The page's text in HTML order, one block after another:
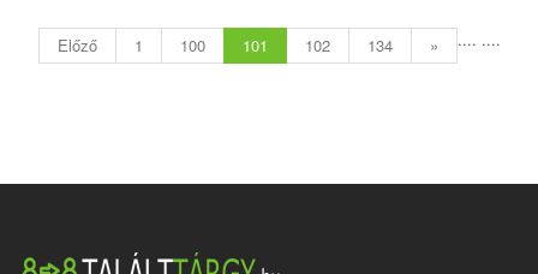
Előző 1 ....
100 101 102 ....
134 »